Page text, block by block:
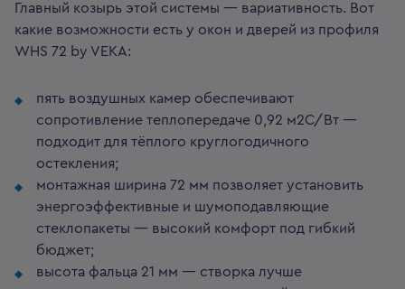
Главный козырь этой системы — вариативность. Вот
какие возможности есть у окон и дверей из профиля
WHS 72 by VEKA:
пять воздушных камер обеспечивают
сопротивление теплопередаче 0,92 м2С/Вт —
подходит для тёплого круглогодичного
остекления;
монтажная ширина 72 мм позволяет установить
энергоэффективные и шумоподавляющие
стеклопакеты — высокий комфорт под гибкий
бюджет;
высота фальца 21 мм — створка лучше